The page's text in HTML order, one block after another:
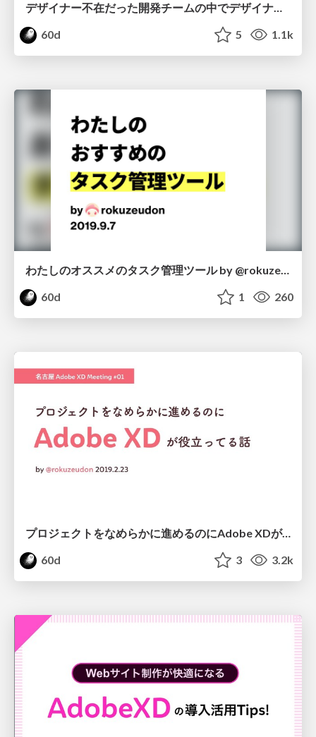
デザイナー不在だった開発チームの中でデザイナーとして何ができるのか by @rokuzeudon
60d
5 1.1k
わたしのオススメのタスク管理ツール by @rokuzeudon
60d
1 260
プロジェクトをなめらかに進めるのにAdobe XDが役立ってる話
60d
3 3.2k